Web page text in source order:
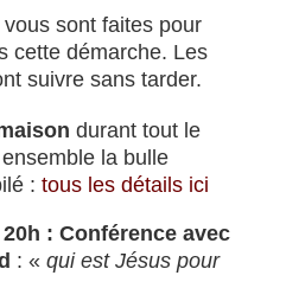
sont faites pour
cette démarche. Les
suivre sans tarder.
durant tout le
la bulle
: tous les détails ici
: Conférence avec
: « qui est Jésus pour